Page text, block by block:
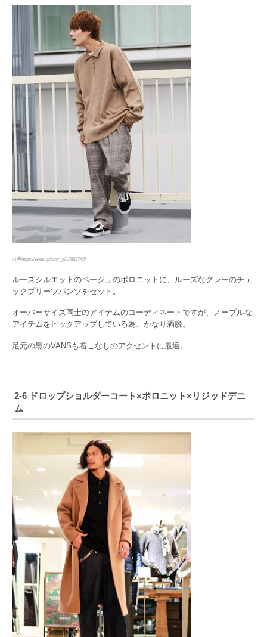
出典https://wear.jp/kutir_s/13683749/
ルーズシルエットのベージュのポロニットに、ルーズなグレーのチェ
ックプリーツパンツをセット。
オーバーサイズ同士のアイテムのコーディネートですが、ノーブルな
アイテムをピックアップしている為、かなり洒脱。
足元の黒のVANSも着こなしのアクセントに最適。
2-6 ドロップショルダーコート×ポロニット×リジッドデニ
ム